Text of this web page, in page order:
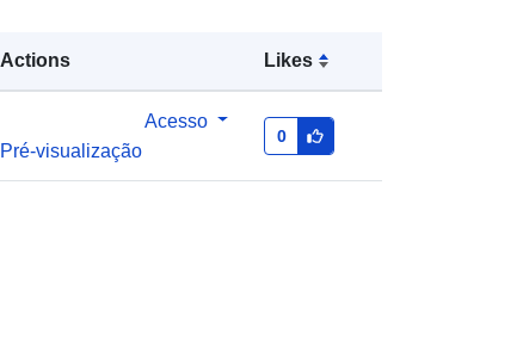
Actions Likes
Acesso
Pré-visualização
0
7dfa86c1b303